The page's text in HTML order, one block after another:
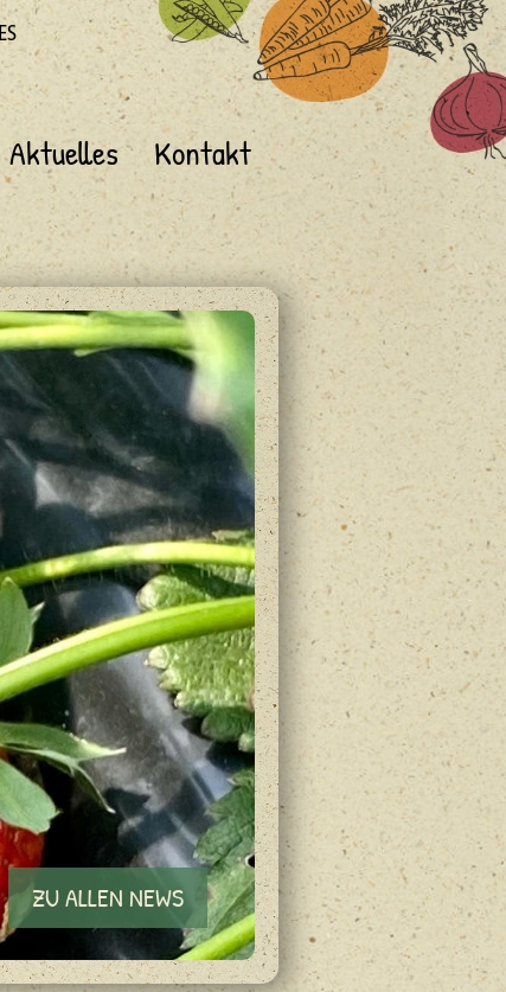
Aktuelles Kontakt
ZU ALLEN NEWS